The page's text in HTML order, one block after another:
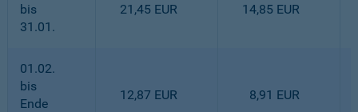
bis
31.01.
21,45 EUR 14,85 EUR
01.02.
bis
Ende
12,87 EUR 8,91 EUR